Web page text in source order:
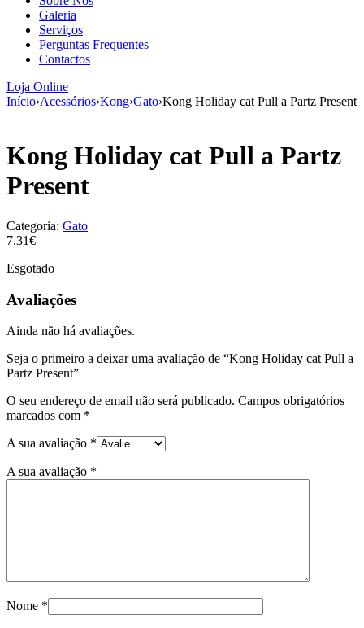
Galeria
Serviços
Perguntas Frequentes
Contactos
Loja Online
Início›Acessórios›Kong›Gato›Kong Holiday cat Pull a Partz Present
Kong Holiday cat Pull a Partz
Present
Categoria: Gato
7.31€
Esgotado
Avaliações
Ainda não há avaliações.
Seja o primeiro a deixar uma avaliação de “Kong Holiday cat Pull a
Partz Present”
O seu endereço de email não será publicado. Campos obrigatórios
marcados com *
A sua avaliação *
A sua avaliação *
Nome *
aumenta a
probabilidade
de ver
conteúdo e
ofertas